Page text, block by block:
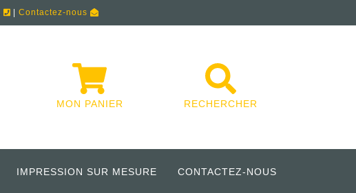
|Contactez-nous
MON PANIER RECHERCHER
IMPRESSION SUR MESURE CONTACTEZ-NOUS